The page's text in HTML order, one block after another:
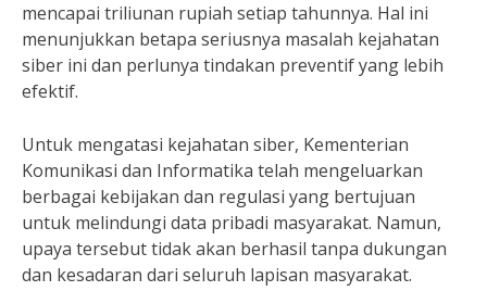
mencapai triliunan rupiah setiap tahunnya. Hal ini
menunjukkan betapa seriusnya masalah kejahatan
siber ini dan perlunya tindakan preventif yang lebih
efektif.
Untuk mengatasi kejahatan siber, Kementerian
Komunikasi dan Informatika telah mengeluarkan
berbagai kebijakan dan regulasi yang bertujuan
untuk melindungi data pribadi masyarakat. Namun,
upaya tersebut tidak akan berhasil tanpa dukungan
dan kesadaran dari seluruh lapisan masyarakat.